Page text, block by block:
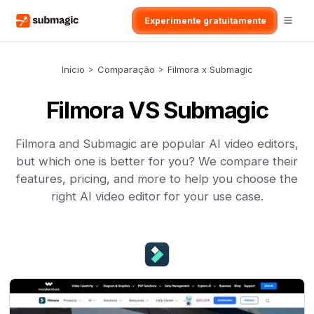
Experimente gratuitamente
Início > Comparação > Filmora x Submagic
Filmora VS Submagic
Filmora and Submagic are popular AI video editors,
but which one is better for you? We compare their
features, pricing, and more to help you choose the
right AI video editor for your use case.